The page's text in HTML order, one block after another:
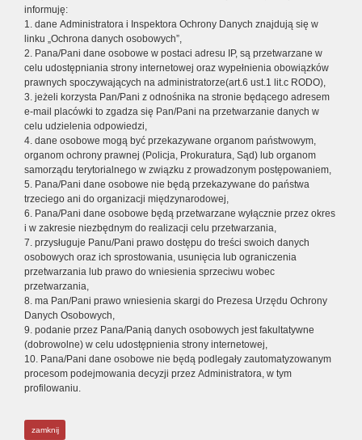
informuję:
1. dane Administratora i Inspektora Ochrony Danych znajdują się w
linku „Ochrona danych osobowych”,
2. Pana/Pani dane osobowe w postaci adresu IP, są przetwarzane w
celu udostępniania strony internetowej oraz wypełnienia obowiązków
prawnych spoczywających na administratorze(art.6 ust.1 lit.c RODO),
3. jeżeli korzysta Pan/Pani z odnośnika na stronie będącego adresem
e-mail placówki to zgadza się Pan/Pani na przetwarzanie danych w
celu udzielenia odpowiedzi,
4. dane osobowe mogą być przekazywane organom państwowym,
organom ochrony prawnej (Policja, Prokuratura, Sąd) lub organom
samorządu terytorialnego w związku z prowadzonym postępowaniem,
5. Pana/Pani dane osobowe nie będą przekazywane do państwa
trzeciego ani do organizacji międzynarodowej,
6. Pana/Pani dane osobowe będą przetwarzane wyłącznie przez okres
i w zakresie niezbędnym do realizacji celu przetwarzania,
7. przysługuje Panu/Pani prawo dostępu do treści swoich danych
osobowych oraz ich sprostowania, usunięcia lub ograniczenia
przetwarzania lub prawo do wniesienia sprzeciwu wobec
przetwarzania,
8. ma Pan/Pani prawo wniesienia skargi do Prezesa Urzędu Ochrony
Danych Osobowych,
9. podanie przez Pana/Panią danych osobowych jest fakultatywne
(dobrowolne) w celu udostępnienia strony internetowej,
10. Pana/Pani dane osobowe nie będą podlegały zautomatyzowanym
procesom podejmowania decyzji przez Administratora, w tym
profilowaniu.
zamknij